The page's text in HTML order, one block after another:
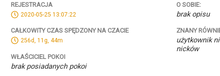
REJESTRACJA
2020-05-25 13:07:22
CAŁKOWITY CZAS SPĘDZONY NA CZACIE
256d, 11g, 44m
WŁAŚCICIEL POKOI
brak posiadanych pokoi
O SOBIE:
brak opisu
ZNANY
użytkownik
nicków